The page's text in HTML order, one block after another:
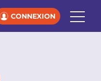
CONNEXION